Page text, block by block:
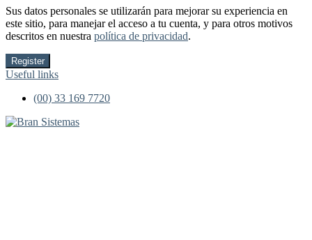
Sus datos personales se utilizarán para mejorar su experiencia en
este sitio, para manejar el acceso a tu cuenta, y para otros motivos
descritos en nuestra política de privacidad.
Register
Useful links
(00) 33 169 7720